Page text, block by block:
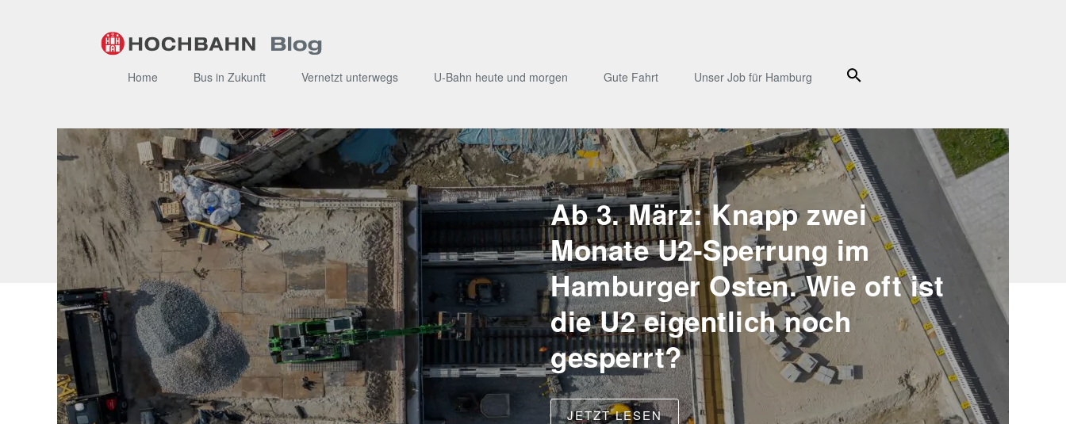
Home Bus in Zukunft Vernetzt unterwegs U-Bahn heute und morgen Gute Fahrt Unser Job für Hamburg Suche
Ab 3. März: Knapp zwei
Monate U2-Sperrung im
Hamburger Osten. Wie oft ist
die U2 eigentlich noch
gesperrt?
JETZT LESEN